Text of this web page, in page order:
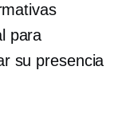
para
su presencia